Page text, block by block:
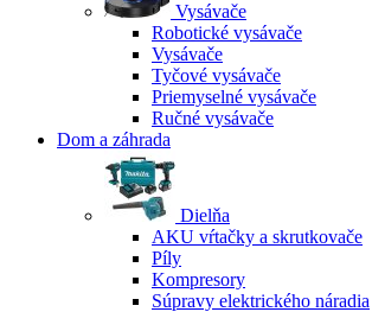
Vysávače
Robotické vysávače
Vysávače
Tyčové vysávače
Priemyselné vysávače
Ručné vysávače
Dom a záhrada
Dielňa
AKU vŕtačky a skrutkovače
Píly
Kompresory
Súpravy elektrického náradia